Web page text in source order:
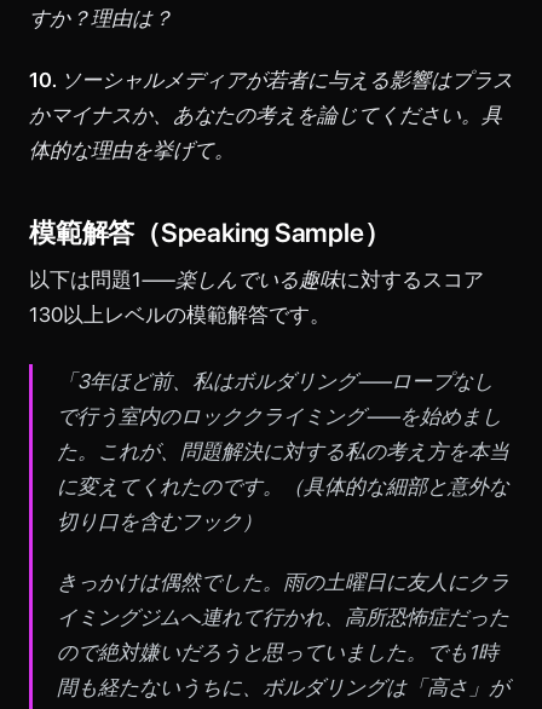
すか？理由は？
10. ソーシャルメディアが若者に与える影響はプラス
かマイナスか、あなたの考えを論じてください。具
体的な理由を挙げて。
模範解答（Speaking Sample）
以下は問題1——楽しんでいる趣味に対するスコア
130以上レベルの模範解答です。
「3年ほど前、私はボルダリング——ロープなし
で行う室内のロッククライミング——を始めまし
た。これが、問題解決に対する私の考え方を本当
に変えてくれたのです。
（具体的な細部と意外な
切り口を含むフック）
きっかけは偶然でした。雨の土曜日に友人にクラ
イミングジムへ連れて行かれ、高所恐怖症だった
ので絶対嫌いだろうと思っていました。でも1時
間も経たないうちに、ボルダリングは「高さ」が